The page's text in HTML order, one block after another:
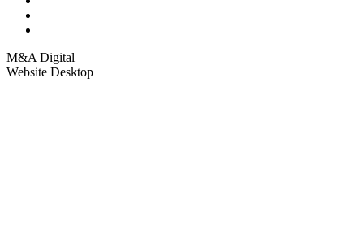
M&A Digital
Website Desktop